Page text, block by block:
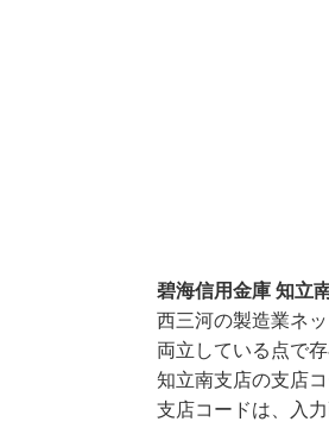
碧海信用金庫 知立
西三河の製造業ネ
両立している点で
知立南支店の支店
支店コードは、入